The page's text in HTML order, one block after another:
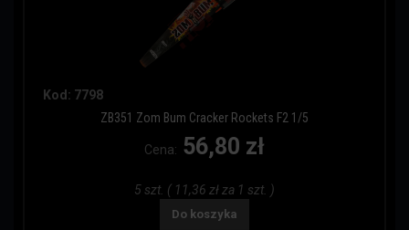
Kod: 7798
ZB351 Zom Bum Cracker Rockets F2 1/5
Cena: 56,80 zł
5 szt. ( 11,36 zł za 1 szt. )
Do koszyka